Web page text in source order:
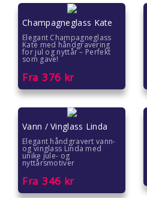
Gave til 18 åring
Gave til 20 åring
Gave til 30 åring
Gave til 40 åring
Gave til 50 åring
Gave til 60 åring
Gave til 70 åring
Champagneglass Kate
Elegant Champagneglass
Kate med håndgravering
for jul og nyttår – Perfekt
som gave!
Fra 376 kr
Vann / Vinglass Linda
Elegant håndgravert vann-
og vinglass Linda med
unike jule- og
nyttårsmotiver
Fra 346 kr